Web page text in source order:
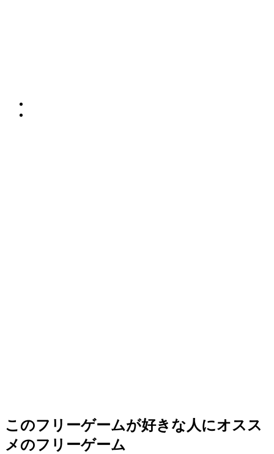
このフリーゲームが好きな人にオスス
メのフリーゲーム